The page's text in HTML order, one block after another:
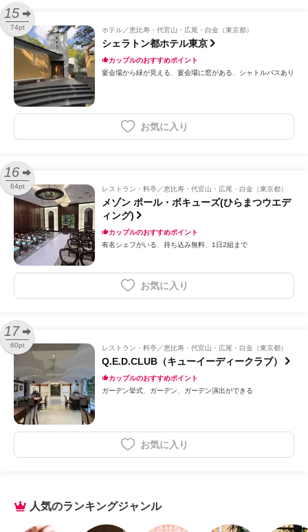
15
74pt ホテル 恵比寿・代官山・広尾・白金（東京都）
シェラトン都ホテル東京
カップルのおすすめポイント
宴会場から緑が見える
宴会場に窓がある シャトルバスあり
お気に入り
16
64pt レストラン・料亭 恵比寿・代官山・広尾・白金（東京都）
メゾン ポール・ボキューズ(ひらまつウエデ
ィング)
カップルのおすすめポイント
有名シェフがいる
持ち込み無料 1日2組まで
お気に入り
17
60pt レストラン・料亭 恵比寿・代官山・広尾・白金（東京都）
Q.E.D.CLUB（キューイーディークラブ）
カップルのおすすめポイント
ガーデン挙式
ガーデン ガーデン演出ができる
お気に入り
人気のランキングジャンル